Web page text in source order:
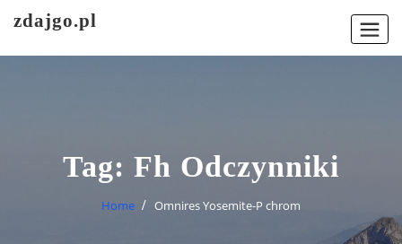
zdajgo.pl
Tag: Fh Odczynniki
Home Omnires Yosemite-P chrom